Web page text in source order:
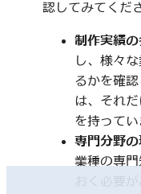
認してみてくだ
制作実績
し、様々
るかを確
は、それ
を持ってい
専門分野
業種の専
おく必要